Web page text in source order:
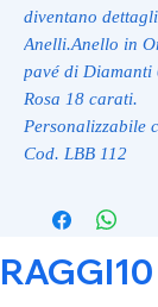
diventano
Anelli.Anello in
pavé di
Rosa 18 carati.
Personalizzabile
Cod. LBB 112